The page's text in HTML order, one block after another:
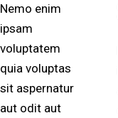
Nemo enim
ipsam
voluptatem
quia voluptas
sit aspernatur
aut odit aut